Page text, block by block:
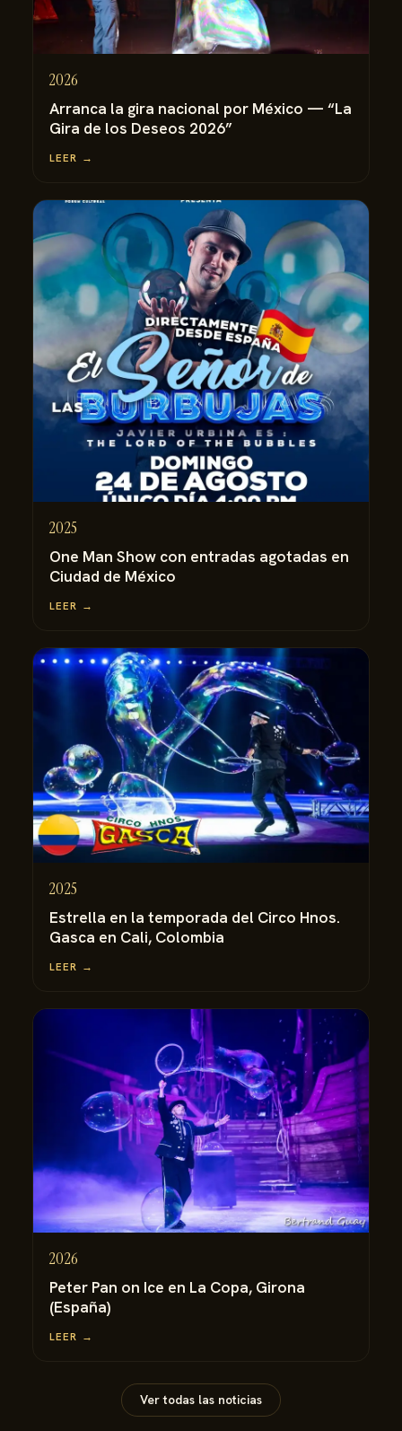
2026
Arranca la gira nacional por México — “La
Gira de los Deseos 2026”
LEER →
2025
One Man Show con entradas agotadas en
Ciudad de México
LEER →
2025
Estrella en la temporada del Circo Hnos.
Gasca en Cali, Colombia
LEER →
2026
Peter Pan on Ice en La Copa, Girona
(España)
LEER →
Ver todas las noticias